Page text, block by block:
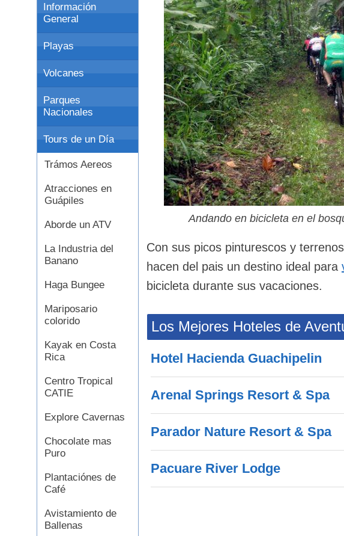
Información
General
Playas
Volcanes
Parques
Nacionales
Tours de un Día
Trámos Aereos
Atracciones en
Guápiles
Aborde un ATV
La Industria del
Banano
Haga Bungee
Mariposario
colorido
Kayak en Costa
Rica
Centro Tropical
CATIE
Explore Cavernas
Chocolate mas
Puro
Plantaciónes de
Café
Avistamiento de
Ballenas
Andando en bicicleta en el
Con sus picos pinturescos y
hacen del pais un destino ideal para
bicicleta durante sus vacaciones.
Los Mejores Hoteles de
Hotel Hacienda Guachipelin
Arenal Springs Resort & Spa
Parador Nature Resort & Spa
Pacuare River Lodge